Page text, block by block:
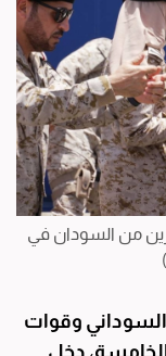
من السودان في
وقوات